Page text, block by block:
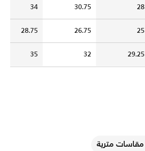
28
30.75
34
25
26.75
28.75
29.25
32
35
مقاسات مترية